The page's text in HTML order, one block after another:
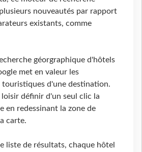
nouveautés par rapport
existants, comme
géorgraphique d'hôtels
met en valeur les
touristiques d'une destination.
définir d'un seul clic la
en redessinant la zone de
carte.
liste de résultats, chaque hôtel